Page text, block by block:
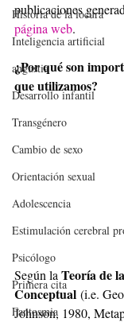
Historia de la locura
Inteligencia artificial
angustia
Desarrollo infantil
Transgénero
Cambio de sexo
Orientación sexual
Adolescencia
Estimulación cerebral
Psicólogo
Primera cita
Fantosmia
publicaciones
página web.
¿Por qué son
que utilizamos?
Según la Teoría de
Conceptual (i.e.
Johnson, 1980,